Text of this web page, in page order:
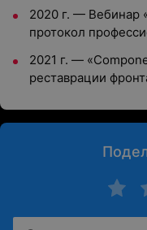
2020 г. — Вебинар
протокол
2021 г. —
реставрации